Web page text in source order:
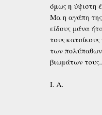
όμως η ύψιστη
Μα η αγάπη
είδους μάνα
τους κατοίκους
των
βιωμάτων
Ι. Α.